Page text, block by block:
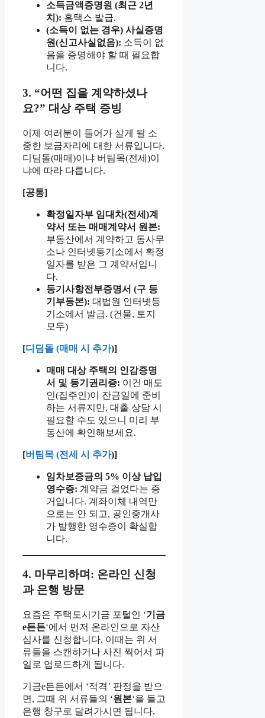
소득금액증명원 (최근 2년
치): 홈택스 발급.
(소득이 없는 경우) 사실증명
원(신고사실없음): 소득이 없
음을 증명해야 할 때 필요합
니다.
3. “어떤 집을 계약하셨나
요?” 대상 주택 증빙
이제 여러분이 들어가 살게 될 소
중한 보금자리에 대한 서류입니다.
디딤돌(매매)이냐 버팀목(전세)이
냐에 따라 다릅니다.
[공통]
확정일자부 임대차(전세)계
약서 또는 매매계약서 원본:
부동산에서 계약하고 동사무
소나 인터넷등기소에서 확정
일자를 받은 그 계약서입니
다.
등기사항전부증명서 (구 등
기부등본): 대법원 인터넷등
기소에서 발급. (건물, 토지
모두)
[디딤돌 (매매 시 추가)]
매매 대상 주택의 인감증명
서 및 등기권리증: 이건 매도
인(집주인)이 잔금일에 준비
하는 서류지만, 대출 상담 시
필요할 수도 있으니 미리 부
동산에 확인해보세요.
[버팀목 (전세 시 추가)]
임차보증금의 5% 이상 납입
영수증: 계약금 걸었다는 증
거입니다. 계좌이체 내역만
으로는 안 되고, 공인중개사
가 발행한 영수증이 확실합
니다.
4. 마무리하며: 온라인 신청
과 은행 방문
요즘은 주택도시기금 포털인 ‘기금
e든든‘에서 먼저 온라인으로 자산
심사를 신청합니다. 이때는 위 서
류들을 스캔하거나 사진 찍어서 파
일로 업로드하게 됩니다.
기금e든든에서 ‘적격’ 판정을 받으
면, 그때 위 서류들의 ‘원본‘을 들고
은행 창구로 달려가시면 됩니다.